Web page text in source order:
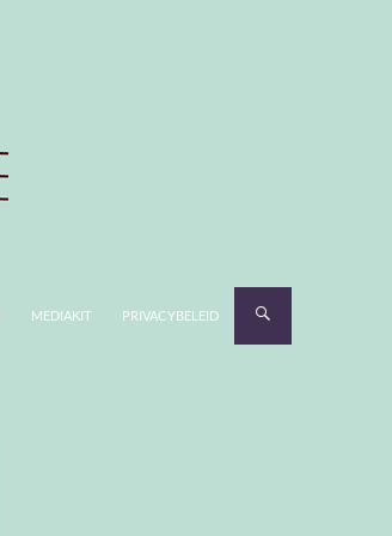
MEDIAKIT PRIVACYBELEID